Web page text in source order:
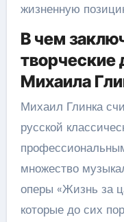
жизненную
В чем
творческие
Михаила
Михаил Глинка
русской
множество
оперы «Жизнь за
которые до сих